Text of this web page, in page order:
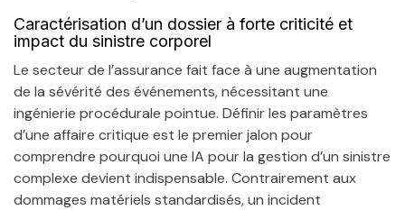
Caractérisation d’un dossier à forte criticité et
impact du sinistre corporel
Le secteur de l’assurance fait face à une augmentation
de la sévérité des événements, nécessitant une
ingénierie procédurale pointue. Définir les paramètres
d’une affaire critique est le premier jalon pour
comprendre pourquoi une IA pour la gestion d’un sinistre
complexe devient indispensable. Contrairement aux
dommages matériels standardisés, un incident